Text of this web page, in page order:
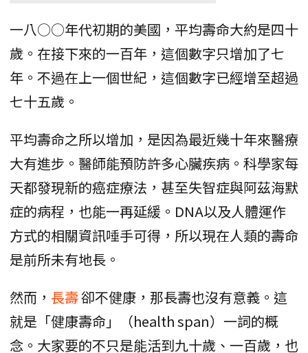
一八○○年代初期的美國，平均壽命大約是四十
歲。在接下來的一百年，這個數字只增加了七
年。不過在上一個世紀，這個數字已經增至超過
七十五歲。
平均壽命之所以增加，是因為最近幾十年來醫療
大有進步。醫師能預防許多心臟疾病。科學家每
天都發現新的癌症療法，甚至失智症與阿茲海默
症的病程，也能一再延緩。DNA以及人體運作
方式的相關資訊唾手可得，所以現在人類的壽命
是前所未有地長。
然而， 長壽卻不健康，那長壽也沒有意義。這
就是「健康壽命」（health span）一詞的概
念。大家要的不只是能活到九十歲、一百歲，也